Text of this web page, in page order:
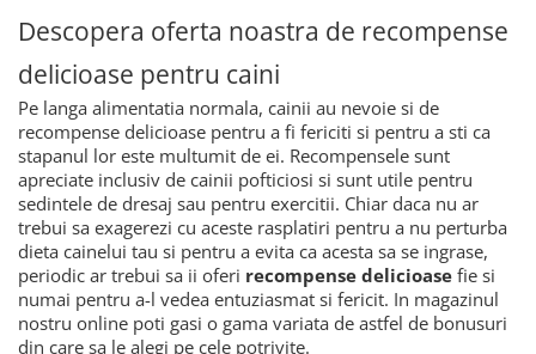
Descopera oferta noastra de recompense
delicioase pentru caini
Pe langa alimentatia normala, cainii au nevoie si de
recompense delicioase pentru a fi fericiti si pentru a sti ca
stapanul lor este multumit de ei. Recompensele sunt
apreciate inclusiv de cainii pofticiosi si sunt utile pentru
sedintele de dresaj sau pentru exercitii. Chiar daca nu ar
trebui sa exagerezi cu aceste rasplatiri pentru a nu perturba
dieta cainelui tau si pentru a evita ca acesta sa se ingrase,
periodic ar trebui sa ii oferi recompense delicioase fie si
numai pentru a-l vedea entuziasmat si fericit. In magazinul
nostru online poti gasi o gama variata de astfel de bonusuri
din care sa le alegi pe cele potrivite.